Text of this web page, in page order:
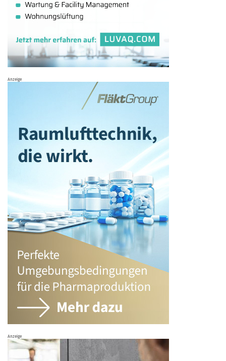
Anzeige
Anzeige